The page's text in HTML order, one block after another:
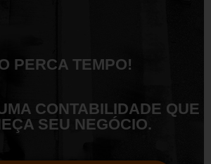
PERCA TEMPO!
CONTABILIDADE QUE
SEU NEGÓCIO.